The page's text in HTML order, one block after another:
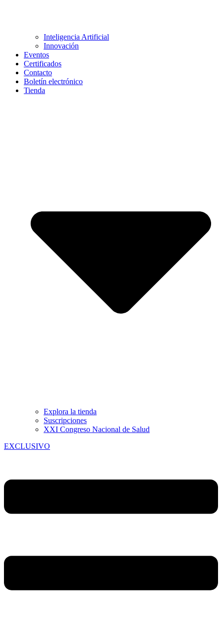
Inteligencia Artificial
Innovación
Eventos
Certificados
Contacto
Boletín electrónico
Tienda
Explora la tienda
Suscripciones
XXI Congreso Nacional de Salud
EXCLUSIVO